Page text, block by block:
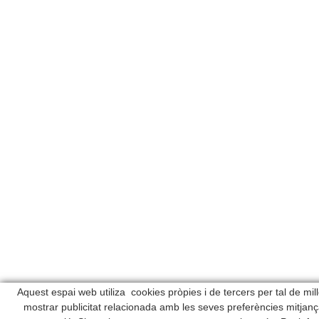
Aquest espai web utiliza cookies pròpies i de tercers per tal de
mostrar publicitat relacionada amb les seves preferències